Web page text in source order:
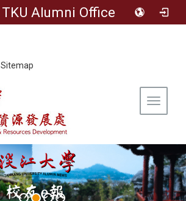
TKU Alumni Office
Sitemap
Toggle